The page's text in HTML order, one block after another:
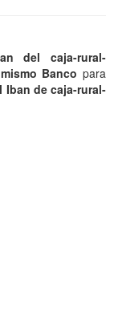
del caja-rural-
Banco para
Iban de caja-rural-